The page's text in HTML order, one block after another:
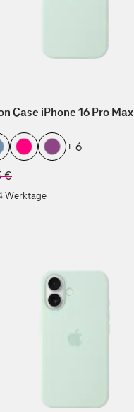
Case iPhone 16 Pro Max
+ 6
€
Werktage